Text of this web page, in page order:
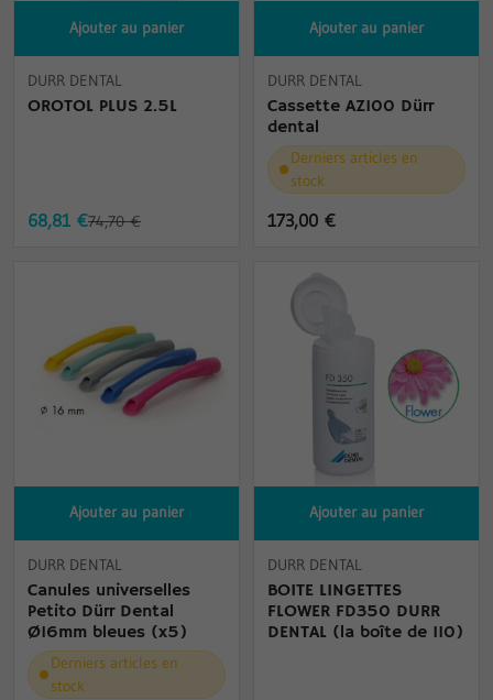
Ajouter au panier
DURR DENTAL
OROTOL PLUS 2.5L
68,81 €74,70 €
Ajouter au panier
DURR DENTAL
Cassette AZ100 Dürr
dental
Derniers articles en
stock
173,00 €
Ajouter au panier
DURR DENTAL
Canules universelles
Petito Dürr Dental
Ø16mm bleues (x5)
Derniers articles en
stock
Ajouter au panier
DURR DENTAL
BOITE LINGETTES
FLOWER FD350 DURR
DENTAL (la boîte de 110)